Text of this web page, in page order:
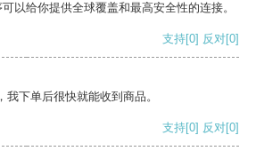
以给你提供全球覆盖和最高安全性的连接。
支持[0] 反对[0]
下单后很快就能收到商品。
支持[0] 反对[0]